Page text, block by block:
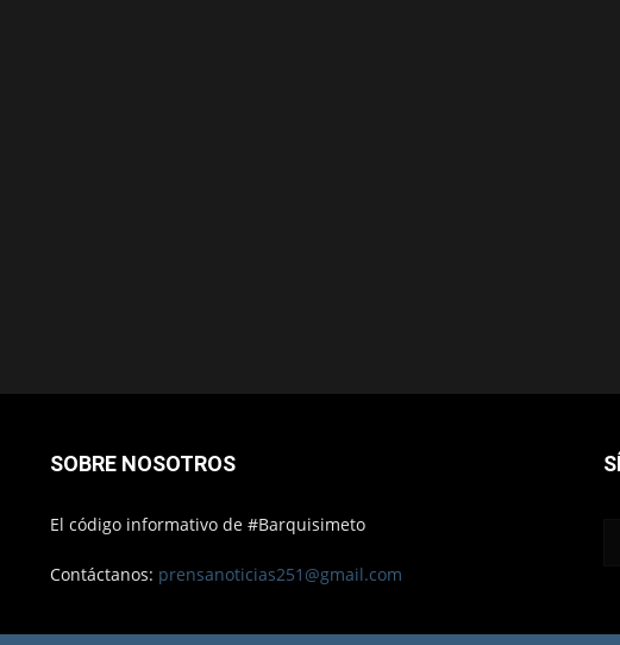
SOBRE NOSOTROS
El código informativo de #Barquisimeto
Contáctanos: prensanoticias251@gmail.com